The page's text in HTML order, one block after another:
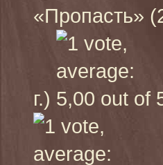
«Пропасть»
г.)